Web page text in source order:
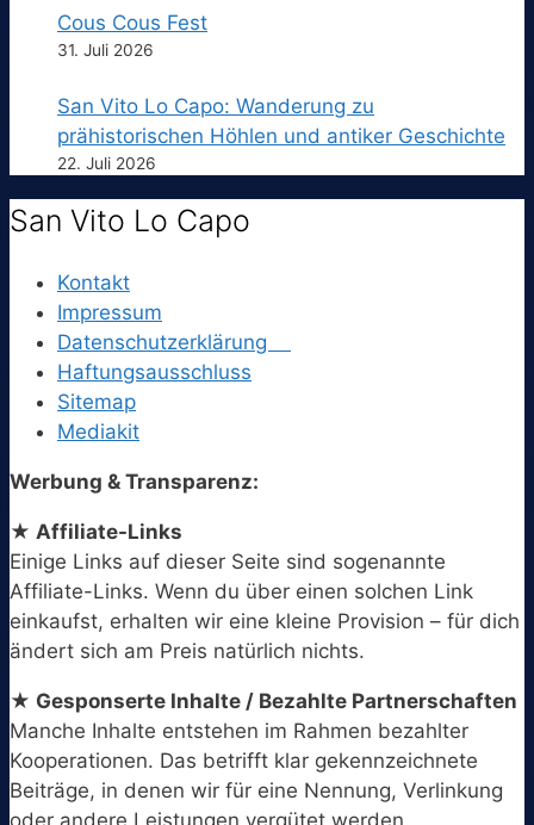
Cous Cous Fest
31. Juli 2026
San Vito Lo Capo: Wanderung zu
prähistorischen Höhlen und antiker Geschichte
22. Juli 2026
San Vito Lo Capo
Kontakt
Impressum
Datenschutzerklärung
Haftungsausschluss
Sitemap
Mediakit
Werbung & Transparenz:
★ Affiliate-Links
Einige Links auf dieser Seite sind sogenannte
Affiliate-Links. Wenn du über einen solchen Link
einkaufst, erhalten wir eine kleine Provision – für dich
ändert sich am Preis natürlich nichts.
★ Gesponserte Inhalte / Bezahlte Partnerschaften
Manche Inhalte entstehen im Rahmen bezahlter
Kooperationen. Das betrifft klar gekennzeichnete
Beiträge, in denen wir für eine Nennung, Verlinkung